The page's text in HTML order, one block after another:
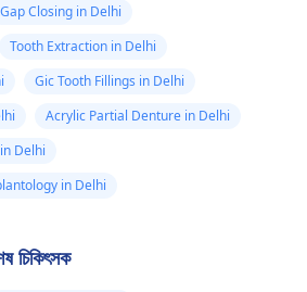
Gap Closing in Delhi
Tooth Extraction in Delhi
Gic Tooth Fillings in Delhi
Acrylic Partial Denture in Delhi
Delhi
in Delhi
চিকিৎসক